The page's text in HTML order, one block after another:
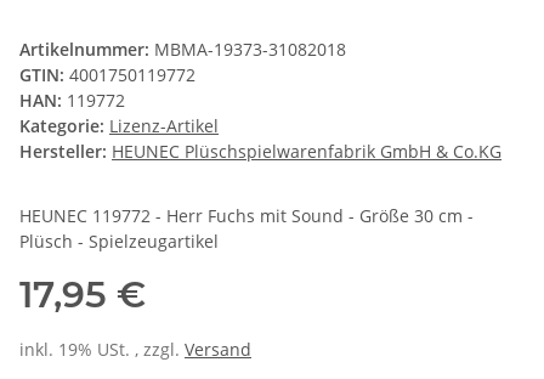
Artikelnummer: MBMA-19373-31082018
GTIN: 4001750119772
HAN: 119772
Kategorie: Lizenz-Artikel
Hersteller: HEUNEC Plüschspielwarenfabrik GmbH & Co.KG
HEUNEC 119772 - Herr Fuchs mit Sound - Größe 30 cm -
Plüsch - Spielzeugartikel
17,95 €
inkl. 19% USt. , zzgl. Versand